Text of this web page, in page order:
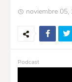
noviembre 05,
Podcast